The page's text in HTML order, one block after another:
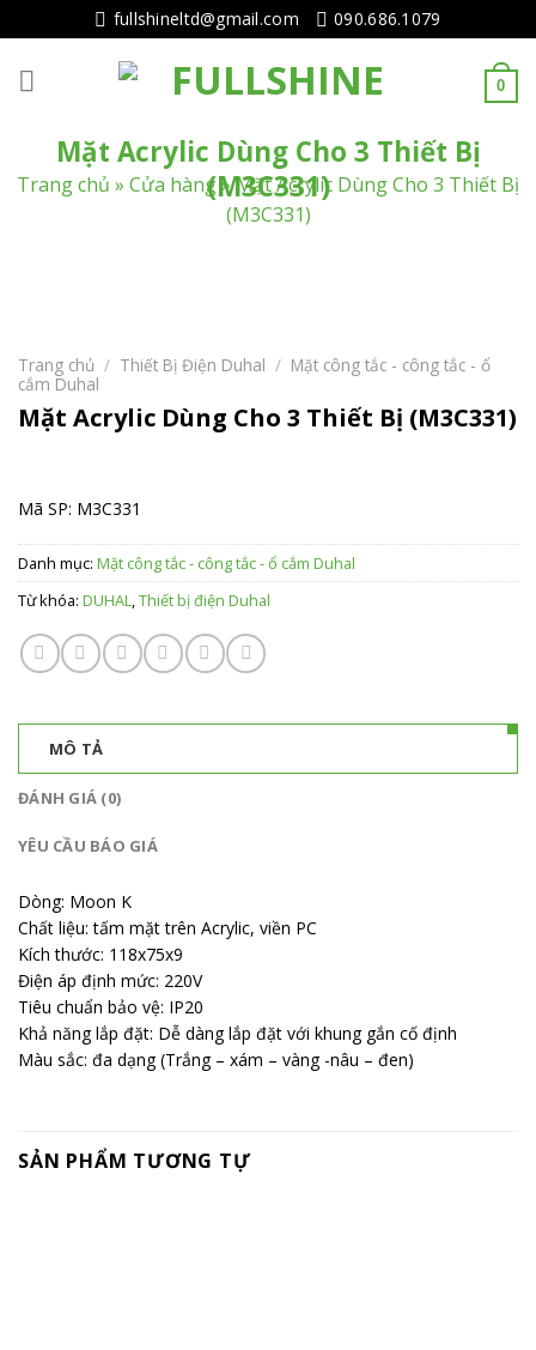
tục
tới
fullshineltd@gmail.com 090.686.1079
0
Mặt Acrylic Dùng Cho 3 Thiết Bị
(M3C331)
Trang chủ » Cửa hàng»Mặt Acrylic Dùng Cho 3 Thiết Bị
(M3C331)
Trang chủ / Thiết Bị Điện Duhal / Mặt công tắc - công tắc - ổ
cắm Duhal
Mặt Acrylic Dùng Cho 3 Thiết Bị (M3C331)
Mã SP: M3C331
Danh mục: Mặt công tắc - công tắc - ổ cắm Duhal
Từ khóa: DUHAL,Thiết bị điện Duhal
MÔ TẢ
ĐÁNH GIÁ (0)
YÊU CẦU BÁO GIÁ
Dòng: Moon K
Chất liệu: tấm mặt trên Acrylic, viền PC
Kích thước: 118x75x9
Điện áp định mức: 220V
Tiêu chuẩn bảo vệ: IP20
Khả năng lắp đặt: Dễ dàng lắp đặt với khung gắn cố định
Màu sắc: đa dạng (Trắng – xám – vàng -nâu – đen)
SẢN PHẨM TƯƠNG TỰ